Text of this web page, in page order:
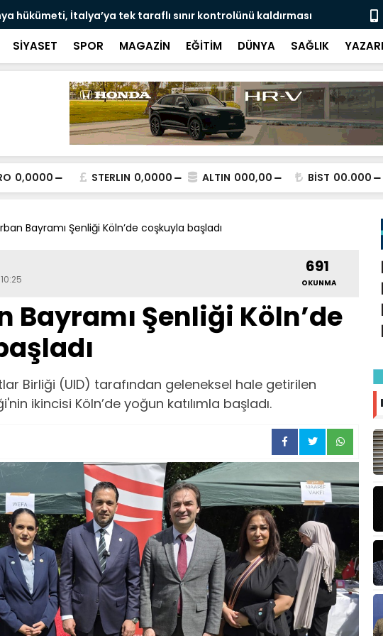
hükümeti, İtalya’ya tek taraflı sınır kontrolünü kaldırması
yaptı:
SİYASET SPOR MAGAZİN EĞİTİM DÜNYA SAĞLIK
0,0000 STERLIN 0,0000 ALTIN 000,00 BİST 00.000
Bayramı Şenliği Köln’de coşkuyla başladı
691
OKUNMA
Bayramı Şenliği Köln’de
Birliği (UID) tarafından geleneksel hale getirilen
ikincisi Köln’de yoğun katılımla başladı.